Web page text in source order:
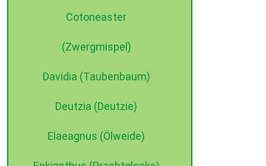
Cotoneaster
(Zwergmispel)
Davidia (Taubenbaum)
Deutzia (Deutzie)
Elaeagnus (Ölweide)